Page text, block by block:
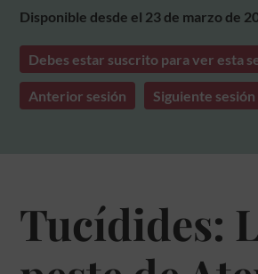
Disponible desde el 23 de marzo de
Debes estar suscrito para ver esta
Anterior sesión Siguiente sesión
Tucídides: